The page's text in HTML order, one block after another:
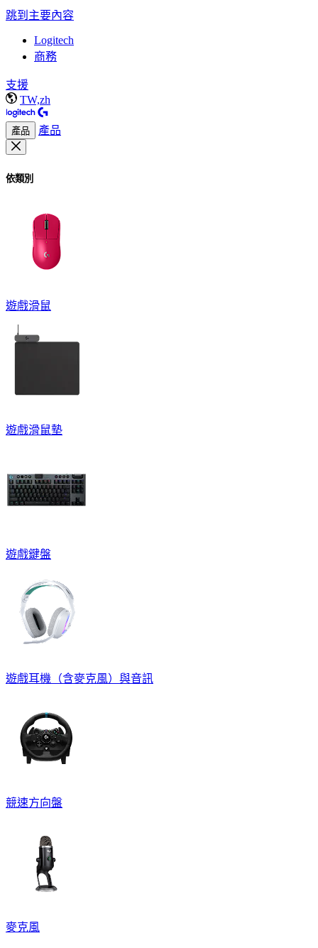
跳到主要內容
Logitech
商務
支援
TW,zh
產品 產品
依類別
遊戲滑鼠
遊戲滑鼠墊
遊戲鍵盤
遊戲耳機（含麥克風）與音訊
競速方向盤
麥克風